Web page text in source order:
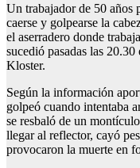
Un trabajador de 50 años
caerse y golpearse la
el aserradero donde
sucedió pasadas las
Kloster.
Según la información
golpeó cuando intentaba
se resbaló de un
llegar al reflector, cayó
provocaron la muerte en